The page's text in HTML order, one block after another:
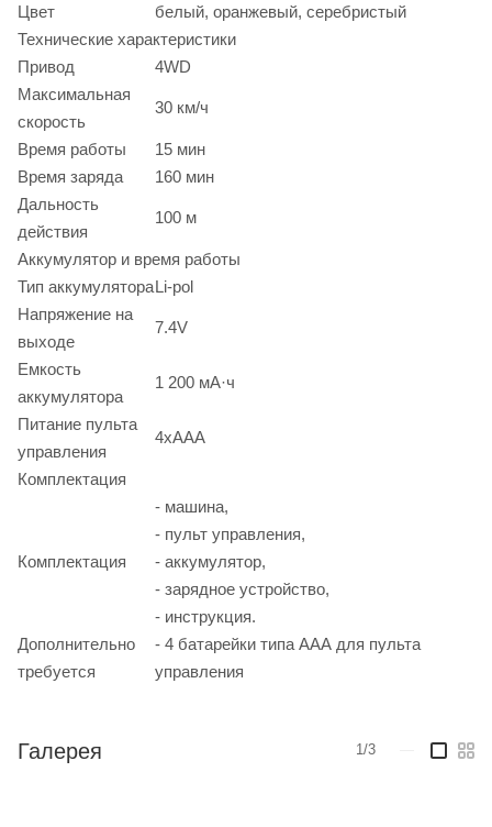
Цвет
белый, оранжевый, серебристый
Технические характеристики
Привод
4WD
Максимальная
скорость
30 км/ч
Время работы
15 мин
Время заряда
160 мин
Дальность
действия
100 м
Аккумулятор и время работы
Тип аккумулятораLi-pol
Напряжение на
выходе
7.4V
Емкость
аккумулятора
1 200 мА·ч
Питание пульта
управления
4xAAA
Комплектация
Комплектация
- машина,
- пульт управления,
- аккумулятор,
- зарядное устройство,
- инструкция.
Дополнительно
требуется
- 4 батарейки типа ААА для пульта
управления
Галерея 1/3